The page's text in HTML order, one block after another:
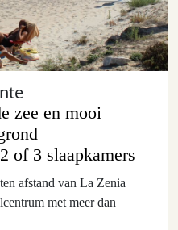
zee en mooi
of 3 slaapkamers
afstand van La Zenia
met meer dan